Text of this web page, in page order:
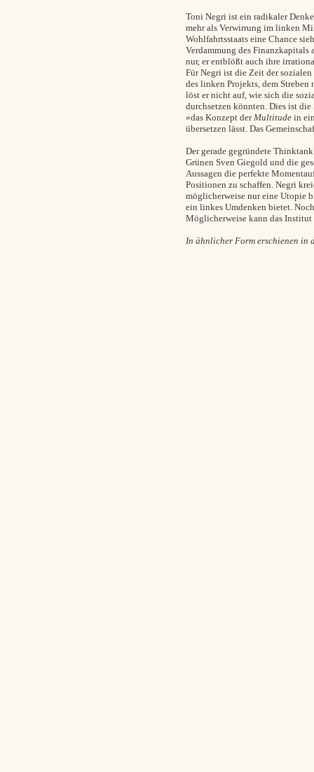
Toni Negri ist ein radikaler
mehr als Verwirrung im linken
Wohlfahrtsstaats eine Chance
Verdammung des Finanzkapitals
nur, er entblößt auch ihre
Für Negri ist die Zeit der
des linken Projekts, dem
löst er nicht auf, wie sich die
durchsetzen könnten. Dies ist
»das Konzept derMultitude in
übersetzen lässt. Das
Der gerade gegründete
Grünen Sven Giegold und die
Aussagen die perfekte
Positionen zu schaffen. Negri
möglicherweise nur eine Utopie
ein linkes Umdenken bietet.
Möglicherweise kann das
In ähnlicher Form erschienen in